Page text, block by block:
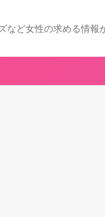
など女性の求める情報